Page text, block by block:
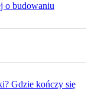
o budowaniu
Gdzie kończy się